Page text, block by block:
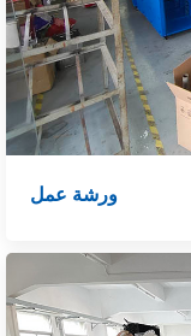
ورشة عمل